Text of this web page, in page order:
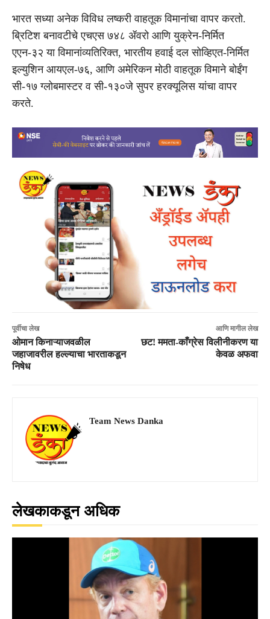
भारत सध्या अनेक विविध लष्करी वाहतूक विमानांचा वापर करतो.
ब्रिटिश बनावटीचे एचएस ७४८ ॲवरो आणि युक्रेन-निर्मित
एएन-३२ या विमानांव्यतिरिक्त, भारतीय हवाई दल सोव्हिएत-निर्मित
इल्युशिन आयएल-७६, आणि अमेरिकन मोठी वाहतूक विमाने बोईंग
सी-१७ ग्लोबमास्टर व सी-१३०जे सुपर हरक्यूलिस यांचा वापर
करते.
पूर्वीचा लेख
ओमान किनाऱ्याजवळील
जहाजावरील हल्ल्याचा भारताकडून
निषेध
आणि मागील लेख
छट! ममता-काँग्रेस विलीनीकरण या
केवळ अफवा
Team News Danka
लेखकाकडून अधिक